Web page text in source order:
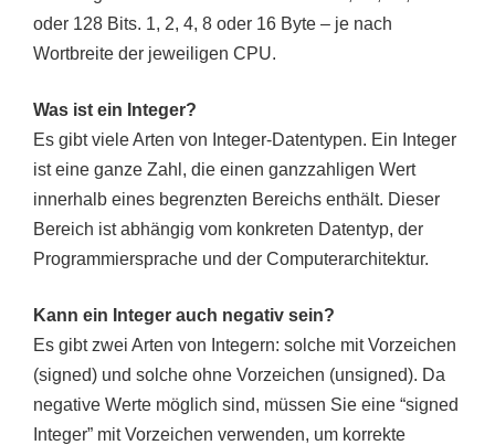
oder 128 Bits. 1, 2, 4, 8 oder 16 Byte – je nach
Wortbreite der jeweiligen CPU.
Was ist ein Integer?
Es gibt viele Arten von Integer-Datentypen. Ein Integer
ist eine ganze Zahl, die einen ganzzahligen Wert
innerhalb eines begrenzten Bereichs enthält. Dieser
Bereich ist abhängig vom konkreten Datentyp, der
Programmiersprache und der Computerarchitektur.
Kann ein Integer auch negativ sein?
Es gibt zwei Arten von Integern: solche mit Vorzeichen
(signed) und solche ohne Vorzeichen (unsigned). Da
negative Werte möglich sind, müssen Sie eine “signed
Integer” mit Vorzeichen verwenden, um korrekte